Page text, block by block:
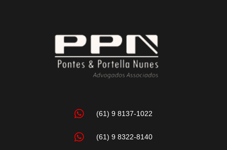
(61) 9 8137-1022
(61) 9 8322-8140